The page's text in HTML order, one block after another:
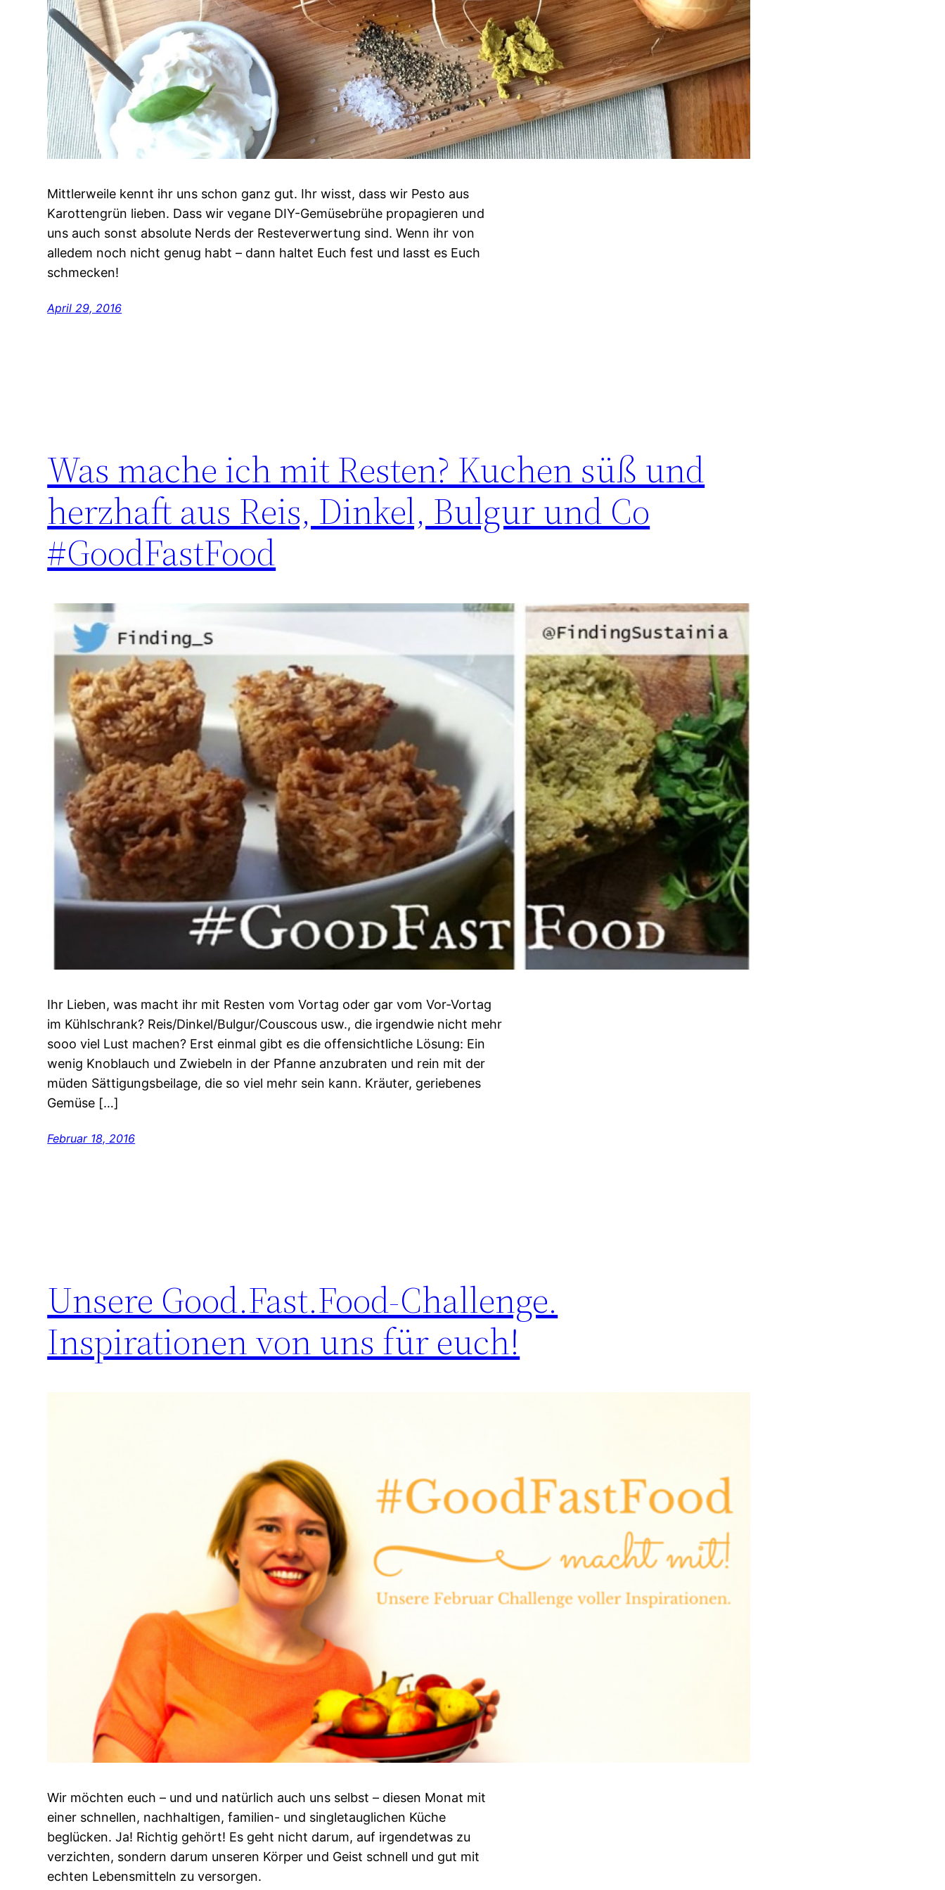
Mittlerweile kennt ihr uns schon ganz gut. Ihr wisst, dass wir Pesto aus
Karottengrün lieben. Dass wir vegane DIY-Gemüsebrühe propagieren und
uns auch sonst absolute Nerds der Resteverwertung sind. Wenn ihr von
alledem noch nicht genug habt – dann haltet Euch fest und lasst es Euch
schmecken!
April 29, 2016
Was mache ich mit Resten? Kuchen süß und
herzhaft aus Reis, Dinkel, Bulgur und Co
#GoodFastFood
Ihr Lieben, was macht ihr mit Resten vom Vortag oder gar vom Vor-Vortag
im Kühlschrank? Reis/Dinkel/Bulgur/Couscous usw., die irgendwie nicht mehr
sooo viel Lust machen? Erst einmal gibt es die offensichtliche Lösung: Ein
wenig Knoblauch und Zwiebeln in der Pfanne anzubraten und rein mit der
müden Sättigungsbeilage, die so viel mehr sein kann. Kräuter, geriebenes
Gemüse […]
Februar 18, 2016
Unsere Good.Fast.Food-Challenge.
Inspirationen von uns für euch!
Wir möchten euch – und und natürlich auch uns selbst – diesen Monat mit
einer schnellen, nachhaltigen, familien- und singletauglichen Küche
beglücken. Ja! Richtig gehört! Es geht nicht darum, auf irgendetwas zu
verzichten, sondern darum unseren Körper und Geist schnell und gut mit
echten Lebensmitteln zu versorgen.